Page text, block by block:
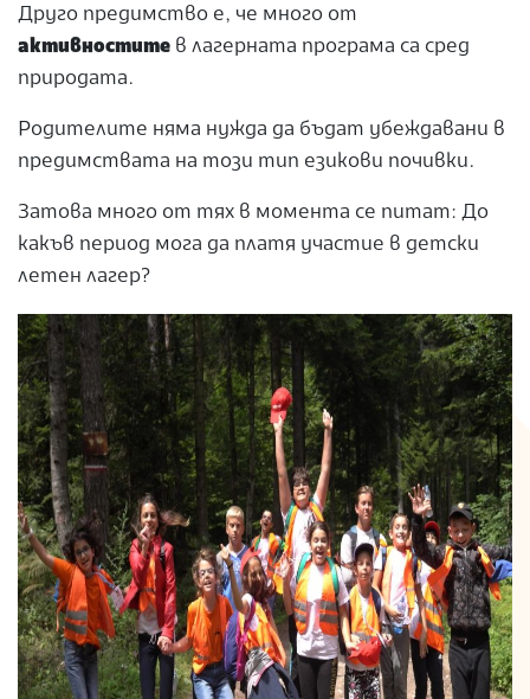
Друго предимство е, че много от
активностите в лагерната програма са сред
природата.
Родителите няма нужда да бъдат убеждавани в
предимствата на този тип езикови почивки.
Затова много от тях в момента се питат: До
какъв период мога да платя участие в детски
летен лагер?